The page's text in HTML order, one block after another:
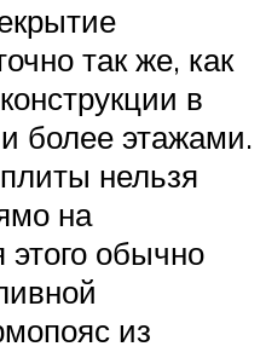
так же, как
в
более этажами.
нельзя
на
обычно
из